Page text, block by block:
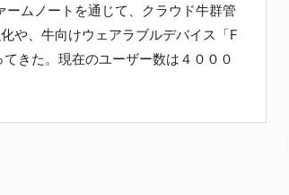
ムノートを通じて、クラウド牛群管
や、牛向けウェアラブルデバイス「F
きた。現在のユーザー数は４０００